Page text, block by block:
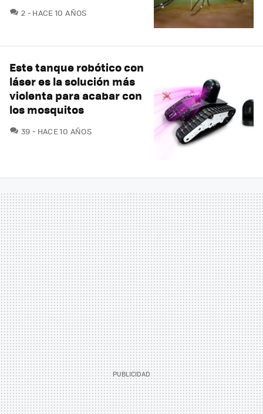
2 COMENTARIOS
HACE 10 AÑOS
Este tanque robótico con
láser es la solución más
violenta para acabar con
los mosquitos
39 COMENTARIOS
HACE 10 AÑOS